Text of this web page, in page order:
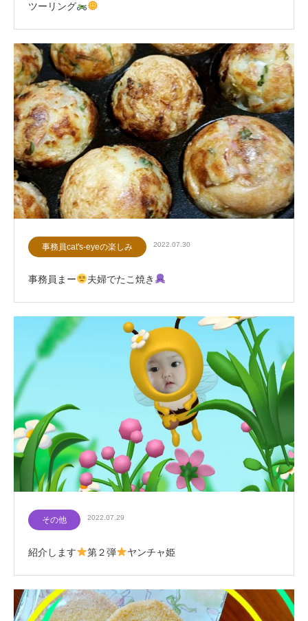
ツーリング
事務員cat's-eyeの楽しみ 2022.07.30
事務員まー 夫婦でたこ焼き
その他 2022.07.29
紹介します 第２弾 ヤンチャ姫